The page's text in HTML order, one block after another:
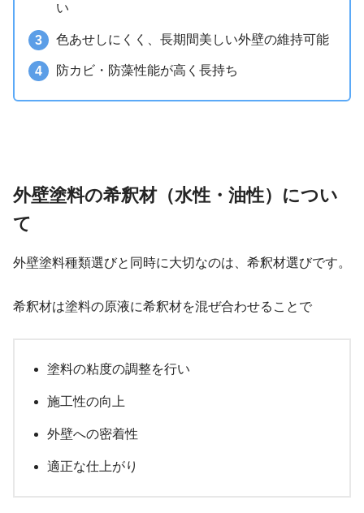
い
色あせしにくく、長期間美しい外壁の維持可能
防カビ・防藻性能が高く長持ち
外壁塗料の希釈材（水性・油性）につい
て
外壁塗料種類選びと同時に大切なのは、希釈材選びです。
希釈材は塗料の原液に希釈材を混ぜ合わせることで
塗料の粘度の調整を行い
施工性の向上
外壁への密着性
適正な仕上がり